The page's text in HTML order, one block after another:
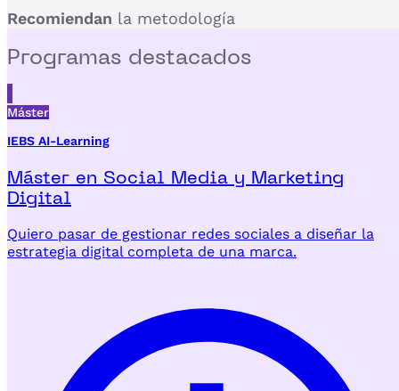
Recomiendan la metodología
Programas destacados
Máster
IEBS AI-Learning
Máster en Social Media y Marketing
Digital
Quiero pasar de gestionar redes sociales a diseñar la
estrategia digital completa de una marca.